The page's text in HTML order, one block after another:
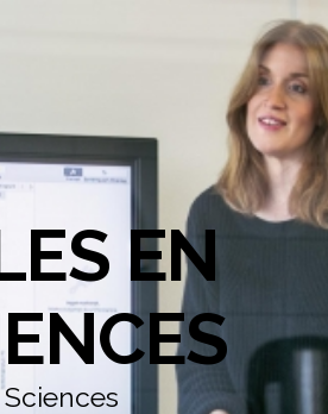
EN
Sciences